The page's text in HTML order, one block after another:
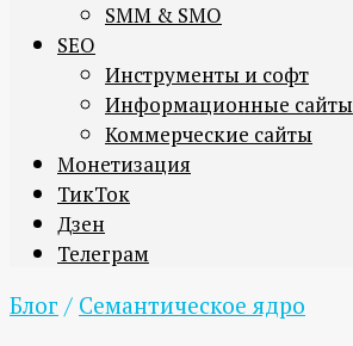
SMM & SMO
SEO
Инструменты и софт
Информационные сайты
Коммерческие сайты
Монетизация
ТикТок
Дзен
Телеграм
Блог / Семантическое ядро